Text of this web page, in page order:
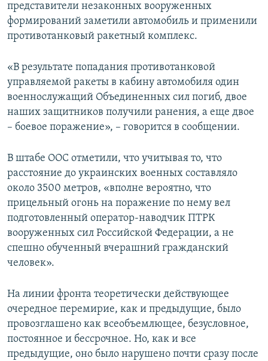
представители незаконных вооруженных
формирований заметили автомобиль и применили
противотанковый ракетный комплекс.
«В результате попадания противотанковой
управляемой ракеты в кабину автомобиля один
военнослужащий Объединенных сил погиб, двое
наших защитников получили ранения, а еще двое
– боевое поражение», – говорится в сообщении.
В штабе ООС отметили, что учитывая то, что
расстояние до украинских военных составляло
около 3500 метров, «вполне вероятно, что
прицельный огонь на поражение по нему вел
подготовленный оператор-наводчик ПТРК
вооруженных сил Российской Федерации, а не
спешно обученный вчерашний гражданский
человек».
На линии фронта теоретически действующее
очередное перемирие, как и предыдущие, было
провозглашено как всеобъемлющее, безусловное,
постоянное и бессрочное. Но, как и все
предыдущие, оно было нарушено почти сразу после